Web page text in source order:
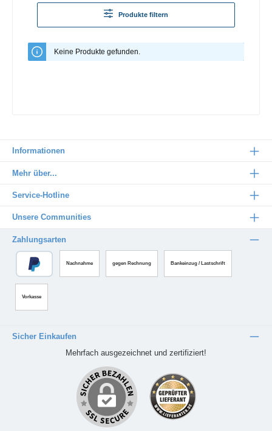
Produkte filtern
Keine Produkte gefunden.
Informationen
Mehr über...
Service-Hotline
Unsere Communities
Zahlungsarten
Nachnahme gegen Rechnung Bankeinzug / Lastschrift
Vorkasse
Sicher Einkaufen
Mehrfach ausgezeichnet und zertifiziert!